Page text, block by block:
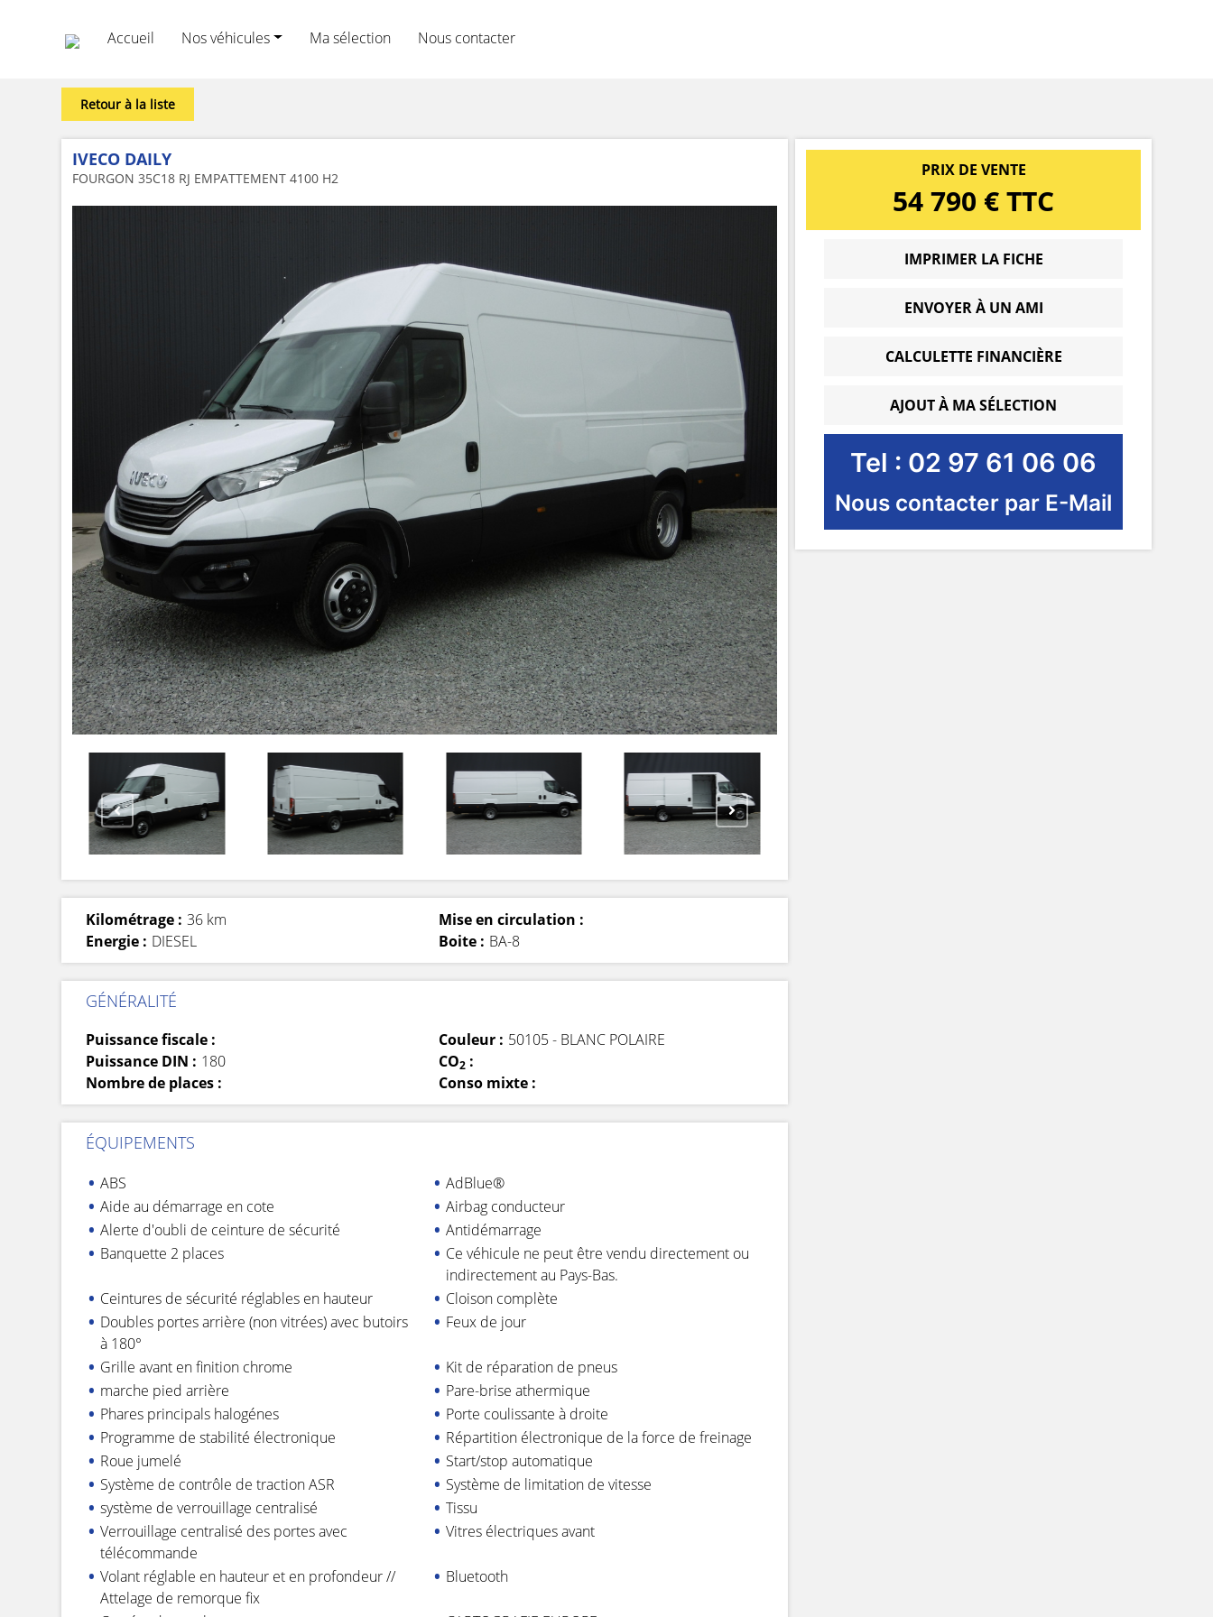
Accueil Nos véhicules Ma sélection Nous contacter
Retour à la liste
IVECO DAILY
FOURGON 35C18 RJ EMPATTEMENT 4100 H2
Kilométrage : 36 km
Energie : DIESEL
Mise en circulation :
Boite : BA-8
GÉNÉRALITÉ
Puissance fiscale :
Puissance DIN : 180
Nombre de places :
Couleur : 50105 - BLANC POLAIRE
CO2:
Conso mixte :
ÉQUIPEMENTS
ABS
AdBlue®
Aide au démarrage en cote
Airbag conducteur
Alerte d'oubli de ceinture de sécurité
Antidémarrage
Banquette 2 places
Ce véhicule ne peut être vendu directement ou
indirectement au Pays-Bas.
Ceintures de sécurité réglables en hauteur
Cloison complète
Doubles portes arrière (non vitrées) avec butoirs
à 180°
Feux de jour
Grille avant en finition chrome
Kit de réparation de pneus
marche pied arrière
Pare-brise athermique
Phares principals halogénes
Porte coulissante à droite
Programme de stabilité électronique
Répartition électronique de la force de freinage
Roue jumelé
Start/stop automatique
Système de contrôle de traction ASR
Système de limitation de vitesse
système de verrouillage centralisé
Tissu
Verrouillage centralisé des portes avec
télécommande
Vitres électriques avant
Volant réglable en hauteur et en profondeur //
Attelage de remorque fix
Bluetooth
PRIX DE VENTE
54 790 € TTC
IMPRIMER LA FICHE
ENVOYER À UN AMI
CALCULETTE FINANCIÈRE
AJOUT À MA SÉLECTION
Tel : 02 97 61 06 06
Nous contacter par E-Mail